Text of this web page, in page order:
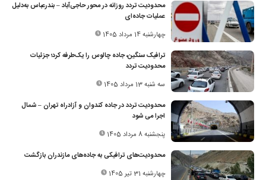
محدودیت تردد روزانه در محور حاجی‌آباد – بندرعباس به‌دلیل
عملیات جاده‌ای
چهارشنبه 14 مرداد 1405
ترافیک سنگین، جاده چالوس را یک‌طرفه کرد؛ جزئیات
محدودیت تردد
سه شنبه 13 مرداد 1405
محدودیت تردد در جاده کندوان و آزادراه تهران – شمال
اجرا می شود
پنجشنبه 8 مرداد 1405
محدودیت‌های ترافیکی به جاده‌های مازندران بازگشت
چهارشنبه 31 تیر 1405